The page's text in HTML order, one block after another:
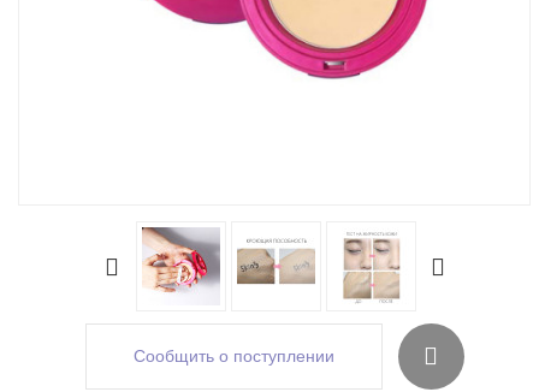
Сообщить о поступлении